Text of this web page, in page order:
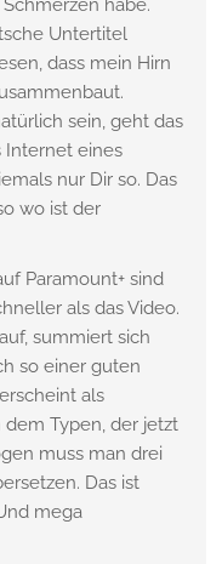
habe.
Untertitel
dass mein Hirn
sein, geht das
Internet eines
nur Dir so. Das
wo ist der
Paramount+ sind
als das Video.
summiert sich
so einer guten
als
Typen, der jetzt
muss man drei
Das ist
mega